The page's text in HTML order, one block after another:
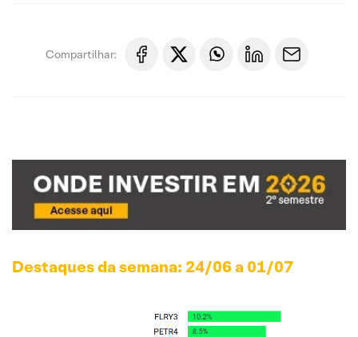
Compartilhar:
Destaques da semana: 24/06 a 01/07